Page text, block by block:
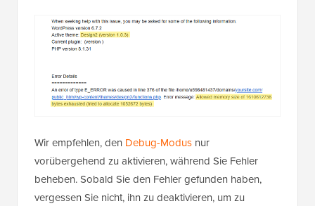
Wir empfehlen, den Debug-Modus nur
vorübergehend zu aktivieren, während Sie Fehler
beheben. Sobald Sie den Fehler gefunden haben,
vergessen Sie nicht, ihn zu deaktivieren, um zu